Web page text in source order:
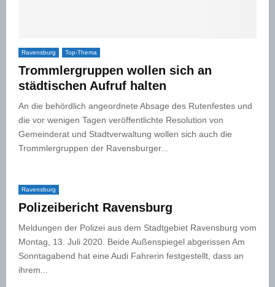
Ravensburg Top-Thema
Trommlergruppen wollen sich an
städtischen Aufruf halten
An die behördlich angeordnete Absage des Rutenfestes und
die vor wenigen Tagen veröffentlichte Resolution von
Gemeinderat und Stadtverwaltung wollen sich auch die
Trommlergruppen der Ravensburger...
Ravensburg
Polizeibericht Ravensburg
Meldungen der Polizei aus dem Stadtgebiet Ravensburg vom
Montag, 13. Juli 2020. Beide Außenspiegel abgerissen Am
Sonntagabend hat eine Audi Fahrerin festgestellt, dass an
ihrem...